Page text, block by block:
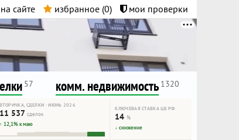
сайте избранное (0) мои проверки
57 комм. недвижимость 1320
ВТОРИЧКА, СДЕЛКИ · ИЮНЬ 2026
11 537 сделок
↑ 12,1% к маю
КЛЮЧЕВАЯ СТАВКА ЦБ РФ
14%
↓ снижение